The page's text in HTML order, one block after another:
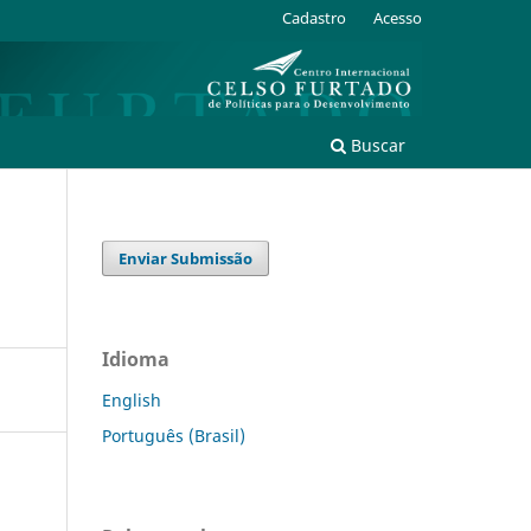
Buscar
Cadastro Acesso
Enviar Submissão
Idioma
English
Português (Brasil)